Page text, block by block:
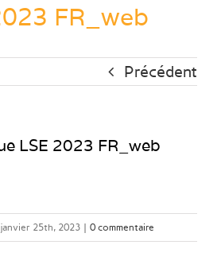
FR_web
Précédent
LSE 2023 FR_web
janvier 25th, 2023 | 0 commentaire